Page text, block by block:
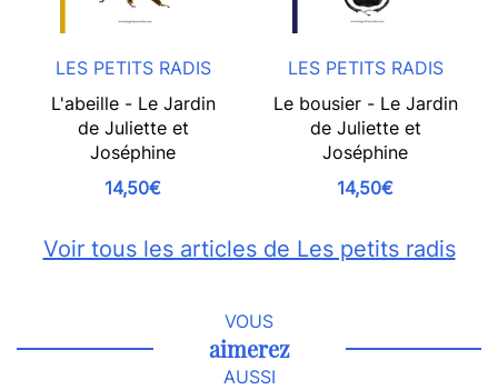
LES PETITS RADIS
L'abeille - Le Jardin
de Juliette et
Joséphine
14,50€
LES PETITS RADIS
Le bousier - Le Jardin
de Juliette et
Joséphine
14,50€
Voir tous les articles de Les petits radis
VOUS
aimerez
AUSSI